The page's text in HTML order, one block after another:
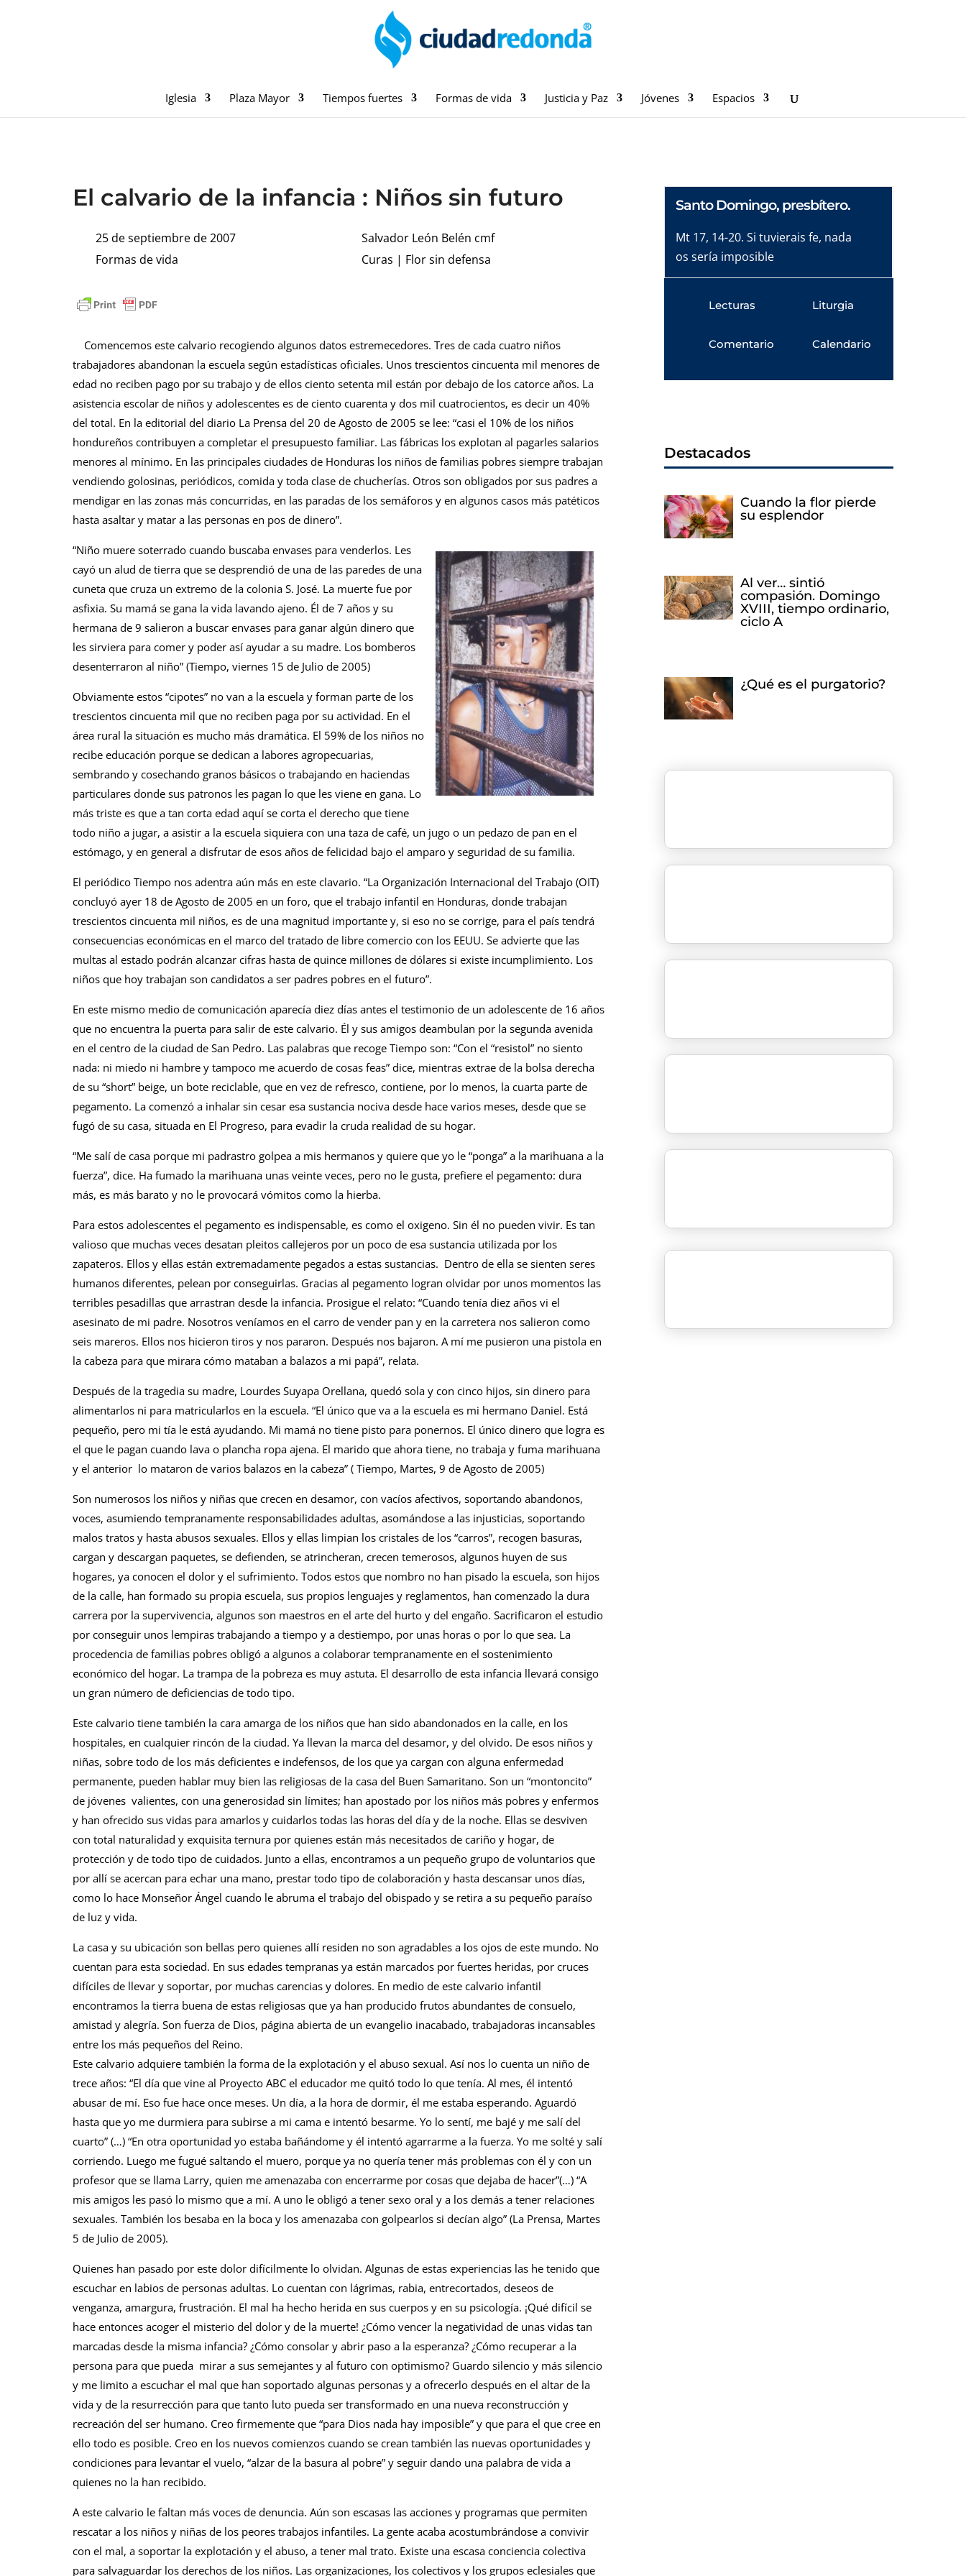
Iglesia Plaza Mayor Tiempos fuertes Formas de vida Justicia y Paz Jóvenes Espacios
El calvario de la infancia : Niños sin futuro
25 de septiembre de 2007
Formas de vida
Salvador León Belén cmf
Curas | Flor sin defensa
Comencemos este calvario recogiendo algunos datos estremecedores. Tres de cada cuatro niños
trabajadores abandonan la escuela según estadísticas oficiales. Unos trescientos cincuenta mil menores de
edad no reciben pago por su trabajo y de ellos ciento setenta mil están por debajo de los catorce años. La
asistencia escolar de niños y adolescentes es de ciento cuarenta y dos mil cuatrocientos, es decir un 40%
del total. En la editorial del diario La Prensa del 20 de Agosto de 2005 se lee: “casi el 10% de los niños
hondureños contribuyen a completar el presupuesto familiar. Las fábricas los explotan al pagarles salarios
menores al mínimo. En las principales ciudades de Honduras los niños de familias pobres siempre trabajan
vendiendo golosinas, periódicos, comida y toda clase de chucherías. Otros son obligados por sus padres a
mendigar en las zonas más concurridas, en las paradas de los semáforos y en algunos casos más patéticos
hasta asaltar y matar a las personas en pos de dinero”.
“Niño muere soterrado cuando buscaba envases para venderlos. Les
cayó un alud de tierra que se desprendió de una de las paredes de una
cuneta que cruza un extremo de la colonia S. José. La muerte fue por
asfixia. Su mamá se gana la vida lavando ajeno. Él de 7 años y su
hermana de 9 salieron a buscar envases para ganar algún dinero que
les sirviera para comer y poder así ayudar a su madre. Los bomberos
desenterraron al niño” (Tiempo, viernes 15 de Julio de 2005)
Obviamente estos “cipotes” no van a la escuela y forman parte de los
trescientos cincuenta mil que no reciben paga por su actividad. En el
área rural la situación es mucho más dramática. El 59% de los niños no
recibe educación porque se dedican a labores agropecuarias,
sembrando y cosechando granos básicos o trabajando en haciendas
particulares donde sus patronos les pagan lo que les viene en gana. Lo
más triste es que a tan corta edad aquí se corta el derecho que tiene
todo niño a jugar, a asistir a la escuela siquiera con una taza de café, un jugo o un pedazo de pan en el
estómago, y en general a disfrutar de esos años de felicidad bajo el amparo y seguridad de su familia.
El periódico Tiempo nos adentra aún más en este clavario. “La Organización Internacional del Trabajo (OIT)
concluyó ayer 18 de Agosto de 2005 en un foro, que el trabajo infantil en Honduras, donde trabajan
trescientos cincuenta mil niños, es de una magnitud importante y, si eso no se corrige, para el país tendrá
consecuencias económicas en el marco del tratado de libre comercio con los EEUU. Se advierte que las
multas al estado podrán alcanzar cifras hasta de quince millones de dólares si existe incumplimiento. Los
niños que hoy trabajan son candidatos a ser padres pobres en el futuro”.
En este mismo medio de comunicación aparecía diez días antes el testimonio de un adolescente de 16 años
que no encuentra la puerta para salir de este calvario. Él y sus amigos deambulan por la segunda avenida
en el centro de la ciudad de San Pedro. Las palabras que recoge Tiempo son: “Con el “resistol” no siento
nada: ni miedo ni hambre y tampoco me acuerdo de cosas feas” dice, mientras extrae de la bolsa derecha
de su “short” beige, un bote reciclable, que en vez de refresco, contiene, por lo menos, la cuarta parte de
pegamento. La comenzó a inhalar sin cesar esa sustancia nociva desde hace varios meses, desde que se
fugó de su casa, situada en El Progreso, para evadir la cruda realidad de su hogar.
“Me salí de casa porque mi padrastro golpea a mis hermanos y quiere que yo le “ponga” a la marihuana a la
fuerza”, dice. Ha fumado la marihuana unas veinte veces, pero no le gusta, prefiere el pegamento: dura
más, es más barato y no le provocará vómitos como la hierba.
Para estos adolescentes el pegamento es indispensable, es como el oxigeno. Sin él no pueden vivir. Es tan
valioso que muchas veces desatan pleitos callejeros por un poco de esa sustancia utilizada por los
zapateros. Ellos y ellas están extremadamente pegados a estas sustancias. Dentro de ella se sienten seres
humanos diferentes, pelean por conseguirlas. Gracias al pegamento logran olvidar por unos momentos las
terribles pesadillas que arrastran desde la infancia. Prosigue el relato: “Cuando tenía diez años vi el
asesinato de mi padre. Nosotros veníamos en el carro de vender pan y en la carretera nos salieron como
seis mareros. Ellos nos hicieron tiros y nos pararon. Después nos bajaron. A mí me pusieron una pistola en
la cabeza para que mirara cómo mataban a balazos a mi papá”, relata.
Después de la tragedia su madre, Lourdes Suyapa Orellana, quedó sola y con cinco hijos, sin dinero para
alimentarlos ni para matricularlos en la escuela. “El único que va a la escuela es mi hermano Daniel. Está
pequeño, pero mi tía le está ayudando. Mi mamá no tiene pisto para ponernos. El único dinero que logra es
el que le pagan cuando lava o plancha ropa ajena. El marido que ahora tiene, no trabaja y fuma marihuana
y el anterior lo mataron de varios balazos en la cabeza” ( Tiempo, Martes, 9 de Agosto de 2005)
Son numerosos los niños y niñas que crecen en desamor, con vacíos afectivos, soportando abandonos,
voces, asumiendo tempranamente responsabilidades adultas, asomándose a las injusticias, soportando
malos tratos y hasta abusos sexuales. Ellos y ellas limpian los cristales de los “carros”, recogen basuras,
cargan y descargan paquetes, se defienden, se atrincheran, crecen temerosos, algunos huyen de sus
hogares, ya conocen el dolor y el sufrimiento. Todos estos que nombro no han pisado la escuela, son hijos
de la calle, han formado su propia escuela, sus propios lenguajes y reglamentos, han comenzado la dura
carrera por la supervivencia, algunos son maestros en el arte del hurto y del engaño. Sacrificaron el estudio
por conseguir unos lempiras trabajando a tiempo y a destiempo, por unas horas o por lo que sea. La
procedencia de familias pobres obligó a algunos a colaborar tempranamente en el sostenimiento
económico del hogar. La trampa de la pobreza es muy astuta. El desarrollo de esta infancia llevará consigo
un gran número de deficiencias de todo tipo.
Este calvario tiene también la cara amarga de los niños que han sido abandonados en la calle, en los
hospitales, en cualquier rincón de la ciudad. Ya llevan la marca del desamor, y del olvido. De esos niños y
niñas, sobre todo de los más deficientes e indefensos, de los que ya cargan con alguna enfermedad
permanente, pueden hablar muy bien las religiosas de la casa del Buen Samaritano. Son un “montoncito”
de jóvenes valientes, con una generosidad sin límites; han apostado por los niños más pobres y enfermos
y han ofrecido sus vidas para amarlos y cuidarlos todas las horas del día y de la noche. Ellas se desviven
con total naturalidad y exquisita ternura por quienes están más necesitados de cariño y hogar, de
protección y de todo tipo de cuidados. Junto a ellas, encontramos a un pequeño grupo de voluntarios que
por allí se acercan para echar una mano, prestar todo tipo de colaboración y hasta descansar unos días,
como lo hace Monseñor Ángel cuando le abruma el trabajo del obispado y se retira a su pequeño paraíso
de luz y vida.
La casa y su ubicación son bellas pero quienes allí residen no son agradables a los ojos de este mundo. No
cuentan para esta sociedad. En sus edades tempranas ya están marcados por fuertes heridas, por cruces
difíciles de llevar y soportar, por muchas carencias y dolores. En medio de este calvario infantil
encontramos la tierra buena de estas religiosas que ya han producido frutos abundantes de consuelo,
amistad y alegría. Son fuerza de Dios, página abierta de un evangelio inacabado, trabajadoras incansables
entre los más pequeños del Reino.
Este calvario adquiere también la forma de la explotación y el abuso sexual. Así nos lo cuenta un niño de
trece años: “El día que vine al Proyecto ABC el educador me quitó todo lo que tenía. Al mes, él intentó
abusar de mí. Eso fue hace once meses. Un día, a la hora de dormir, él me estaba esperando. Aguardó
hasta que yo me durmiera para subirse a mi cama e intentó besarme. Yo lo sentí, me bajé y me salí del
cuarto” (…) “En otra oportunidad yo estaba bañándome y él intentó agarrarme a la fuerza. Yo me solté y salí
corriendo. Luego me fugué saltando el muero, porque ya no quería tener más problemas con él y con un
profesor que se llama Larry, quien me amenazaba con encerrarme por cosas que dejaba de hacer”(…) “A
mis amigos les pasó lo mismo que a mí. A uno le obligó a tener sexo oral y a los demás a tener relaciones
sexuales. También los besaba en la boca y los amenazaba con golpearlos si decían algo” (La Prensa, Martes
5 de Julio de 2005).
Quienes han pasado por este dolor difícilmente lo olvidan. Algunas de estas experiencias las he tenido que
escuchar en labios de personas adultas. Lo cuentan con lágrimas, rabia, entrecortados, deseos de
venganza, amargura, frustración. El mal ha hecho herida en sus cuerpos y en su psicología. ¡Qué difícil se
hace entonces acoger el misterio del dolor y de la muerte! ¿Cómo vencer la negatividad de unas vidas tan
marcadas desde la misma infancia? ¿Cómo consolar y abrir paso a la esperanza? ¿Cómo recuperar a la
persona para que pueda mirar a sus semejantes y al futuro con optimismo? Guardo silencio y más silencio
y me limito a escuchar el mal que han soportado algunas personas y a ofrecerlo después en el altar de la
vida y de la resurrección para que tanto luto pueda ser transformado en una nueva reconstrucción y
recreación del ser humano. Creo firmemente que “para Dios nada hay imposible” y que para el que cree en
ello todo es posible. Creo en los nuevos comienzos cuando se crean también las nuevas oportunidades y
condiciones para levantar el vuelo, “alzar de la basura al pobre” y seguir dando una palabra de vida a
quienes no la han recibido.
A este calvario le faltan más voces de denuncia. Aún son escasas las acciones y programas que permiten
rescatar a los niños y niñas de los peores trabajos infantiles. La gente acaba acostumbrándose a convivir
con el mal, a soportar la explotación y el abuso, a tener mal trato. Existe una escasa conciencia colectiva
para salvaguardar los derechos de los niños. Las organizaciones, los colectivos y los grupos eclesiales que
Santo Domingo, presbítero.
Mt 17, 14-20. Si tuvierais fe, nada
os sería imposible
Lecturas
Comentario
Liturgia
Calendario
Destacados
Cuando la flor pierde
su esplendor
Al ver… sintió
compasión. Domingo
XVIII, tiempo ordinario,
ciclo A
¿Qué es el purgatorio?